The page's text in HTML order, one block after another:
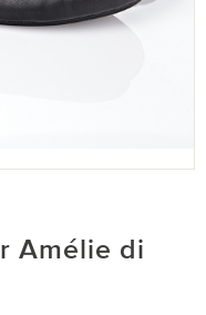
Amélie di